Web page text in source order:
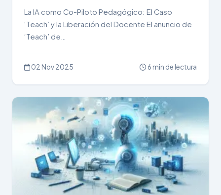
La IA como Co-Piloto Pedagógico: El Caso
‘Teach’ y la Liberación del Docente El anuncio de
‘Teach’ de…
02 Nov 2025 6 min de lectura